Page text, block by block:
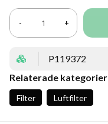
- +
P119372
Relaterade kategorier
Filter Luftfilter